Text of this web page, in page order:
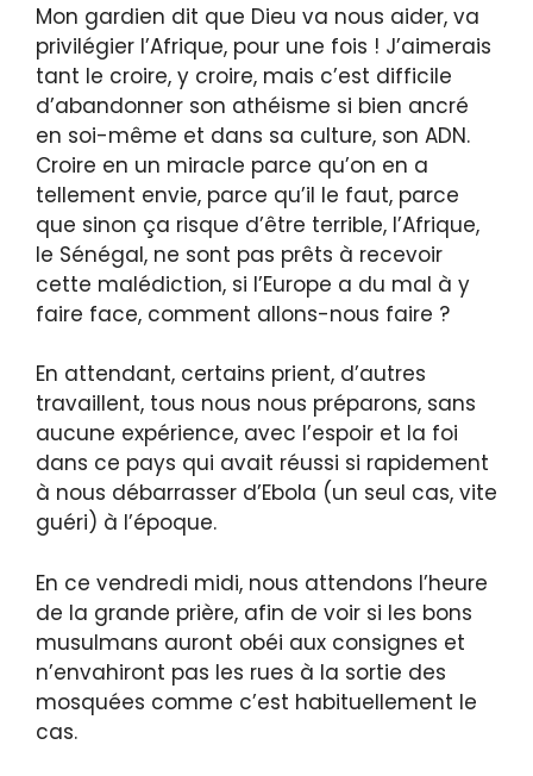
Mon gardien dit que Dieu va nous aider, va
privilégier l’Afrique, pour une fois ! J’aimerais
tant le croire, y croire, mais c’est difficile
d’abandonner son athéisme si bien ancré
en soi-même et dans sa culture, son ADN.
Croire en un miracle parce qu’on en a
tellement envie, parce qu’il le faut, parce
que sinon ça risque d’être terrible, l’Afrique,
le Sénégal, ne sont pas prêts à recevoir
cette malédiction, si l’Europe a du mal à y
faire face, comment allons-nous faire ?
En attendant, certains prient, d’autres
travaillent, tous nous nous préparons, sans
aucune expérience, avec l’espoir et la foi
dans ce pays qui avait réussi si rapidement
à nous débarrasser d’Ebola (un seul cas, vite
guéri) à l’époque.
En ce vendredi midi, nous attendons l’heure
de la grande prière, afin de voir si les bons
musulmans auront obéi aux consignes et
n’envahiront pas les rues à la sortie des
mosquées comme c’est habituellement le
cas.